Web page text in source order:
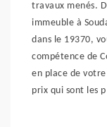
travaux menés.
immeuble à
dans le 19370,
compétence de
en place de
prix qui sont les